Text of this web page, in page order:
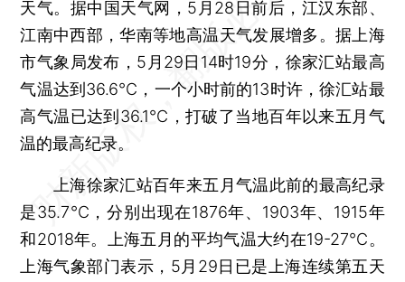
天气。据中国天气网，5月28日前后，江汉东部、
江南中西部，华南等地高温天气发展增多。据上海
市气象局发布，5月29日14时19分，徐家汇站最高
气温达到36.6℃，一个小时前的13时许，徐汇站最
高气温已达到36.1℃，打破了当地百年以来五月气
温的最高纪录。
上海徐家汇站百年来五月气温此前的最高纪录
是35.7℃，分别出现在1876年、1903年、1915年
和2018年。上海五月的平均气温大约在19-27℃。
上海气象部门表示，5月29日已是上海连续第五天